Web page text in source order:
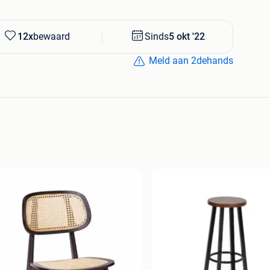
uur
12xbewaard Sinds5 okt '22
Meld aan 2dehands